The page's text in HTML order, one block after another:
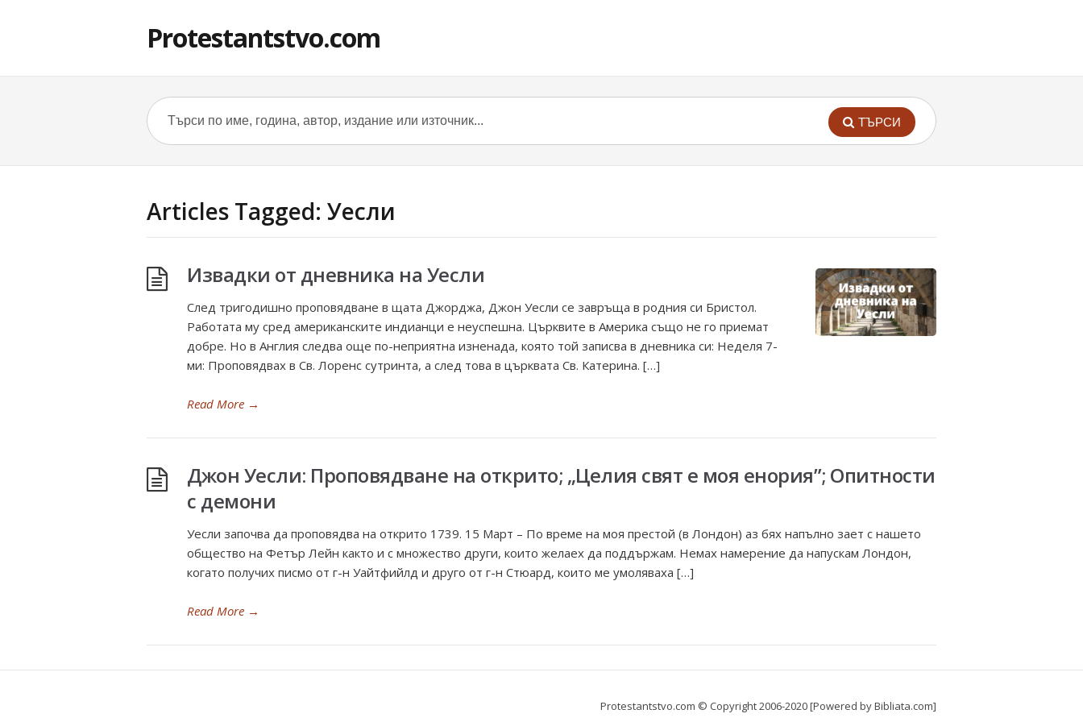
Protestantstvo.com
ТЪРСИ
Articles Tagged: Уесли
Извадки от дневника на Уесли
След тригодишно проповядване в щата Джорджа, Джон Уесли се завръща в родния си Бристол.
Работата му сред американските индианци е неуспешна. Църквите в Америка също не го приемат
добре. Но в Англия следва още по-неприятна изненада, която той записва в дневника си: Неделя 7-
ми: Проповядвах в Св. Лоренс сутринта, а след това в църквата Св. Катерина. […]
Read More →
Джон Уесли: Проповядване на открито; „Целия свят е моя енория”; Опитности
с демони
Уесли започва да проповядва на открито 1739. 15 Март – По време на моя престой (в Лондон) аз бях напълно зает с нашето
общество на Фетър Лейн както и с множество други, които желаех да поддържам. Немах намерение да напускам Лондон,
когато получих писмо от г-н Уайтфийлд и друго от г-н Стюард, които ме умоляваха […]
Read More →
Protestantstvo.com © Copyright 2006-2020 [Powered by Bibliata.com]